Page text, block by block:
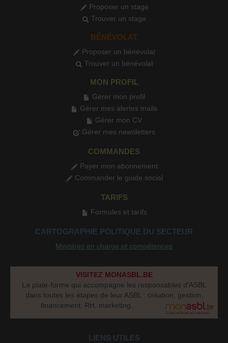
Proposer un stage
Trouver un stage
BÉNÉVOLAT
Proposer un bénévolat
Trouver un bénévolat
MON PROFIL
Gérer mon profil
Gérer mes alertes mails
Gérer mon CV
Gérer mes newsletters
COMMANDES
Payer mon abonnement
Commander le guide social
TARIFS
Formules et tarifs
CARTOGRAPHIE POLITIQUE DU SECTEUR
Ministres en charge et compétences
VISITEZ MONASBL.BE
La plate-forme qui accompagne les responsables d’ASBL
dans toutes les étapes de leur ASBL : création, gestion,
financement, RH, marketing...
LIENS UTILES